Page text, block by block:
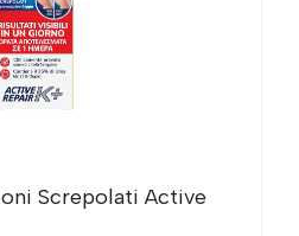
Screpolati Active